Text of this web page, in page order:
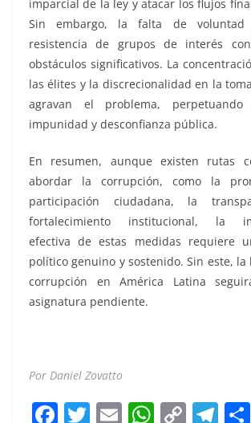
imparcial de la ley y atacar los flujos
Sin embargo, la falta de
resistencia de grupos de interés
obstáculos significativos. La
las élites y la discrecionalidad en la
agravan el problema,
impunidad y desconfianza pública.
En resumen, aunque existen rutas
abordar la corrupción, como la
participación ciudadana, la
fortalecimiento institucional, la
efectiva de estas medidas requiere
político genuino y sostenido. Sin este,
corrupción en América Latina
asignatura pendiente.
Por Daniel Zovatto
F T E W C T